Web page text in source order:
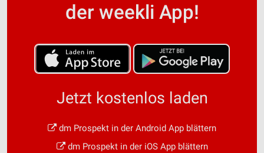
der weekli App!
Jetzt kostenlos laden
dm Prospekt in der Android App blättern
dm Prospekt in der iOS App blättern